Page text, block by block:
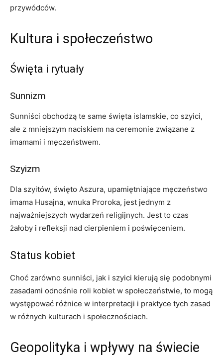
przywódców.
Kultura i społeczeństwo
Święta i rytuały
Sunnizm
Sunniści obchodzą te same święta islamskie, co szyici,
ale z mniejszym naciskiem na ceremonie związane z
imamami i męczeństwem.
Szyizm
Dla szyitów, święto Aszura, upamiętniające męczeństwo
imama Husajna, wnuka Proroka, jest jednym z
najważniejszych wydarzeń religijnych. Jest to czas
żałoby i refleksji nad cierpieniem i poświęceniem.
Status kobiet
Choć zarówno sunniści, jak i szyici kierują się podobnymi
zasadami odnośnie roli kobiet w społeczeństwie, to mogą
występować różnice w interpretacji i praktyce tych zasad
w różnych kulturach i społecznościach.
Geopolityka i wpływy na świecie